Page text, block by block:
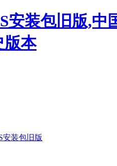
安装包旧版,中
版本
装包旧版